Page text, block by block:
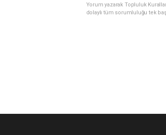
Yorum yazarak Topluluk
dolaylı tüm sorumluluğu tek